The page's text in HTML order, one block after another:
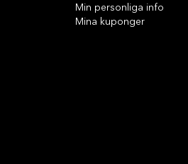
Min personliga info
Mina kuponger